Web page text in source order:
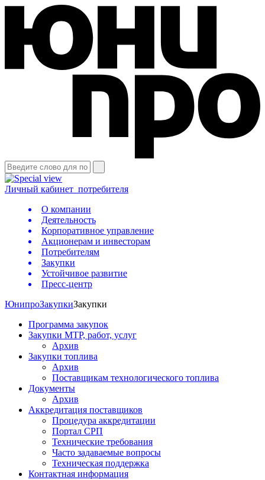
Личный кабинет потребителя
О компании
Деятельность
Корпоративное управление
Акционерам и инвесторам
Потребителям
Закупки
Устойчивое развитие
Пресс-центр
ЮнипроЗакупкиЗакупки
Программа закупок
Закупки МТР, работ, услуг
Архив
Закупки топлива
Архив
Поставщикам технологического топлива
Документы
Архив
Аккредитация поставщиков
Процедура аккредитации
Портал СРП
Технические требования
Часто задаваемые вопросы
Техническая поддержка
Контактная информация